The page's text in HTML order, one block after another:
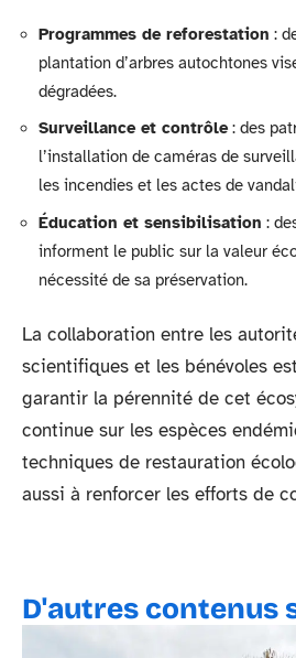
Programmes de reforestation :
plantation d’arbres autochtones
dégradées.
Surveillance et contrôle: des
l’installation de caméras de
les incendies et les actes de
Éducation et sensibilisation :
informent le public sur la valeur
nécessité de sa préservation.
La collaboration entre les
scientifiques et les bénévoles
garantir la pérennité de cet
continue sur les espèces
techniques de restauration
aussi à renforcer les efforts de
D'autres contenus